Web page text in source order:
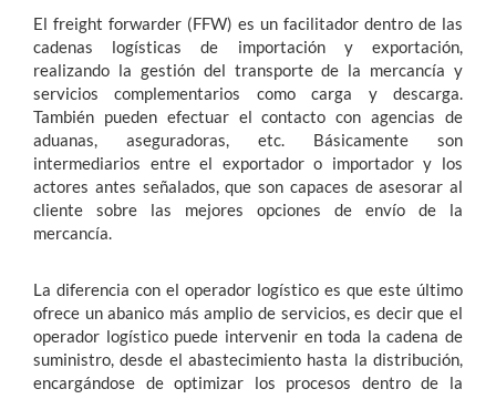
El freight forwarder (FFW) es un facilitador dentro de las
cadenas logísticas de importación y exportación,
realizando la gestión del transporte de la mercancía y
servicios complementarios como carga y descarga.
También pueden efectuar el contacto con agencias de
aduanas, aseguradoras, etc. Básicamente son
intermediarios entre el exportador o importador y los
actores antes señalados, que son capaces de asesorar al
cliente sobre las mejores opciones de envío de la
mercancía.
La diferencia con el operador logístico es que este último
ofrece un abanico más amplio de servicios, es decir que el
operador logístico puede intervenir en toda la cadena de
suministro, desde el abastecimiento hasta la distribución,
encargándose de optimizar los procesos dentro de la